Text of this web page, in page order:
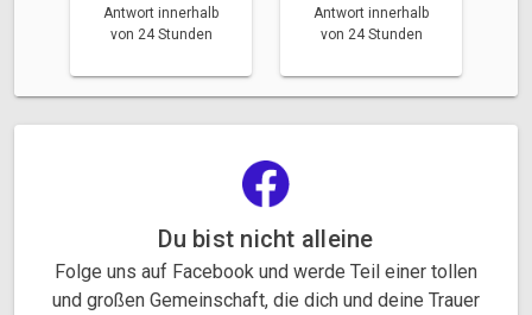
Antwort innerhalb
von 24 Stunden
Antwort innerhalb
von 24 Stunden
Du bist nicht alleine
Folge uns auf Facebook und werde Teil einer tollen
und großen Gemeinschaft, die dich und deine Trauer